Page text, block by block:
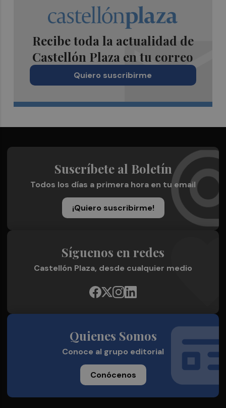
Recibe toda la actualidad de
Castellón Plaza en tu correo
Quiero suscribirme
Suscríbete al Boletín
Todos los días a primera hora en tu email
¡Quiero suscribirme!
Síguenos en redes
Castellón Plaza, desde cualquier medio
Quienes Somos
Conoce al grupo editorial
Conócenos